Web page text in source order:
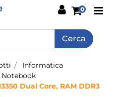
0
Informatica
Notebook
Dual Core, RAM DDR3